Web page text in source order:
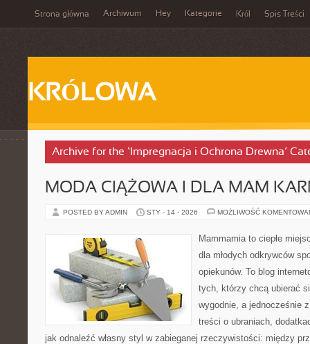
Strona główna Archiwum Hey Kategorie Król Spis Treści
KRÓLOWA
Archive for the ‘Impregnacja i Ochrona Drewna’
MODA CIĄŻOWA I DLA MAM
POSTED BY ADMIN STY - 14 - 2026 MOŻLIWOŚĆ
Mammamia to ciepłe
dla młodych odkrywców
opiekunów. To blog
tych, którzy chcą ubierać
wygodnie, a jednocześnie
treści o ubraniach,
jak odnaleźć własny styl w zabieganej rzeczywistości: między